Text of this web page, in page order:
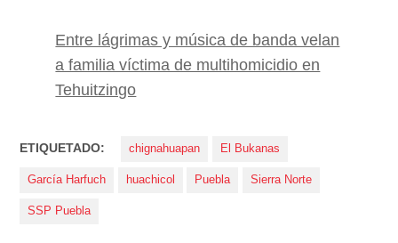
Entre lágrimas y música de banda velan
a familia víctima de multihomicidio en
Tehuitzingo
ETIQUETADO: chignahuapan El Bukanas
García Harfuch huachicol Puebla Sierra Norte
SSP Puebla